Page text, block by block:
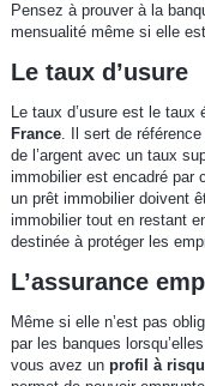
Pensez à prouver à la
mensualité même si elle
Le taux d’usure
Le taux d’usure est le
France. Il sert de
de l’argent avec un taux
immobilier est encadré par
un prêt immobilier doivent
immobilier tout en restant
destinée à protéger les
L’assurance
Même si elle n’est pas
par les banques
vous avez un profil à